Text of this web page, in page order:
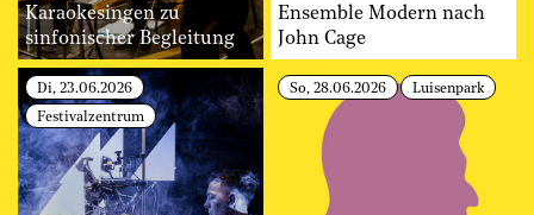
Karaokesingen zu
sinfonischer Begleitung
Ensemble Modern nach
John Cage
Di, 23.06.2026
Festivalzentrum
So, 28.06.2026 Luisenpark